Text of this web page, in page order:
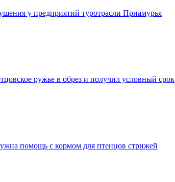
у предприятий туротрасли Приамурья
ружье в обрез и получил условный срок
помощь с кормом для птенцов стрижей